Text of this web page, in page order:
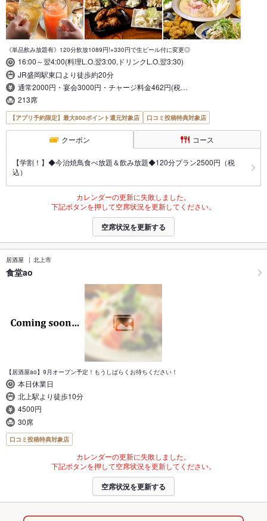
《単品飲み放題有》120分飲放1089円!+330円で生ビール付に変更◎
16:00～翌4:00(料理L.O.翌3:00,ドリンクL.O.翌3:30)
JR盛岡駅東口より徒歩約20分
通常2000円・宴会3000円・チャージ料金462円(税…
213席
【アプリ予約限定】最大800ポイント還元対象店 口コミ投稿特典対象店
クーポン コース
【学割！】◆今治焼鳥食べ放題＆飲み放題◆120分プラン2500円（税
込）
カレンダーの更新に失敗しました。
下記ボタンを押して空席状況を更新してください。
空席状況を更新する
居酒屋 北上市
食堂ao
【居酒屋ao】9月オープン予定！もうしばらくお待ちください！
本日休業日
北上駅より徒歩10分
4500円
30席
口コミ投稿特典対象店
カレンダーの更新に失敗しました。
下記ボタンを押して空席状況を更新してください。
空席状況を更新する